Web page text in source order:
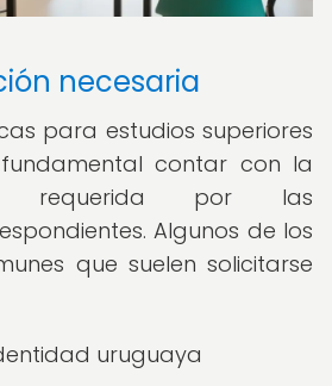
necesaria
para estudios superiores
contar con la
requerida por las
Algunos de los
que suelen solicitarse
uruguaya